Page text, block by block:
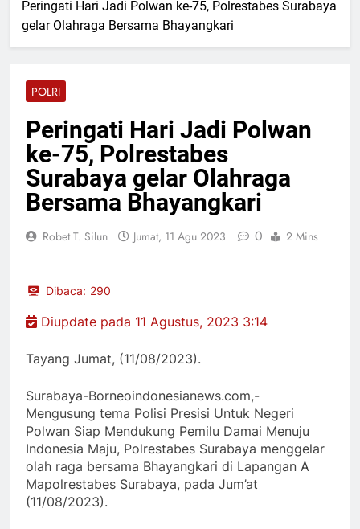
Iptu Fifriki Candra Turun ke
Tombang Mudiak
Kapolres Pasaman Barat
Pimpin Upacara Sertijab
Jumat, 7 Agu 2026
Bulan Bakti Pramuka 2026,
Lapas Pasir Pengaraian
Perkuat Sinergi dengan
Pemkab Rohul
Jumat, 7 Agu 2026
Kadis PUPR Rohul Pimpin
Bakti Sosial, Daur Ulang
Aspal untuk Tambal Jalan
Berlubang
Jumat, 7 Agu 2026
Peringati Hari Jadi Polwan ke-75, Polrestabes Surabaya
gelar Olahraga Bersama Bhayangkari
POLRI
Peringati Hari Jadi Polwan
ke-75, Polrestabes
Surabaya gelar Olahraga
Bersama Bhayangkari
Robet T. Silun Jumat, 11 Agu 2023 0 2 Mins
Dibaca: 290
Diupdate pada 11 Agustus, 2023 3:14
Tayang Jumat, (11/08/2023).
Surabaya-Borneoindonesianews.com,-
Mengusung tema Polisi Presisi Untuk Negeri
Polwan Siap Mendukung Pemilu Damai Menuju
Indonesia Maju, Polrestabes Surabaya menggelar
olah raga bersama Bhayangkari di Lapangan A
Mapolrestabes Surabaya, pada Jum’at
(11/08/2023).